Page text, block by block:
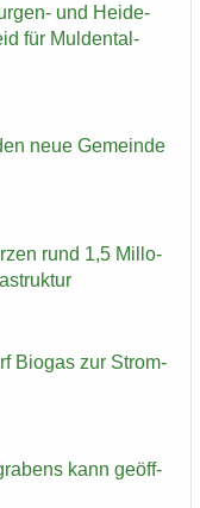
und Hei­de­
für Muldental-​
neue Ge­mein­de
rund 1,5 Mil­lo­
Bio­gas zur Strom­
kann ge­öff­